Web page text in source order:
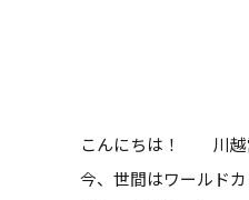
こんにちは！ 川越
今、世間はワールド